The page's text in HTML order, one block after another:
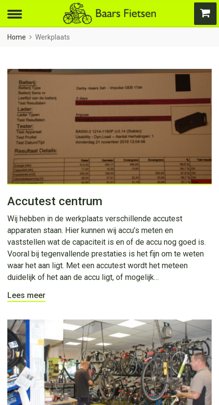
Home Werkplaats
Accutest centrum
Wij hebben in de werkplaats verschillende accutest
apparaten staan. Hier kunnen wij accu’s meten en
vaststellen wat de capaciteit is en of de accu nog goed is.
Vooral bij tegenvallende prestaties is het fijn om te weten
waar het aan ligt. Met een accutest wordt het meteen
duidelijk of het aan de accu ligt, of mogelijk…
Lees meer